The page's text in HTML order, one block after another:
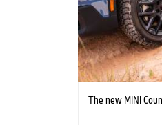
The new MINI